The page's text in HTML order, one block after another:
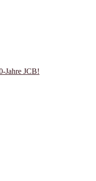
Jahre JCB!